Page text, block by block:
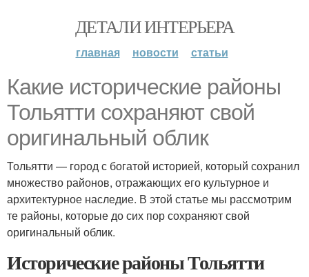
ДЕТАЛИ ИНТЕРЬЕРА
главная новости статьи
Какие исторические районы
Тольятти сохраняют свой
оригинальный облик
Тольятти — город с богатой историей, который сохранил
множество районов, отражающих его культурное и
архитектурное наследие. В этой статье мы рассмотрим
те районы, которые до сих пор сохраняют свой
оригинальный облик.
Исторические районы Тольятти